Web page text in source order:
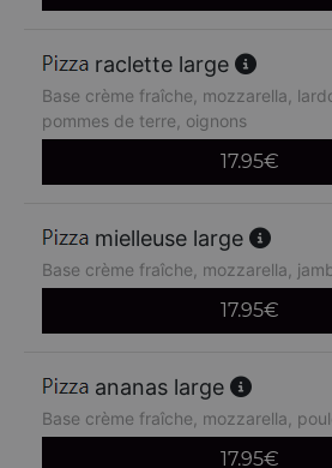
raclette large
Base crème fraîche, mozzarella,
pommes de terre, oignons
17.95€
mielleuse large
Base crème fraîche, mozzarella,
17.95€
ananas large
Base crème fraîche, mozzarella,
17.95€